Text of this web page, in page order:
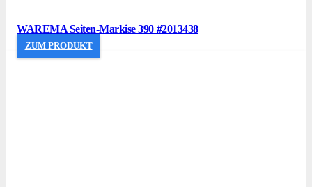
WAREMA Seiten-Markise 390 #2013438
ZUM PRODUKT